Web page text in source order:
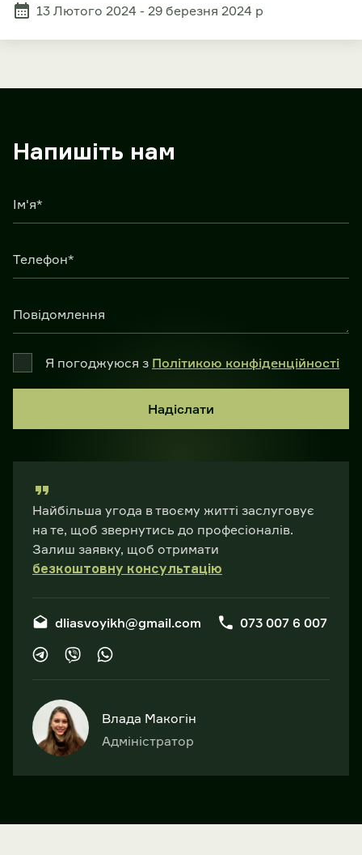
13 Лютого 2024 - 29 березня 2024 р
Напишіть нам
Ім'я*
Телефон*
Повідомлення
Я погоджуюся з Політикою конфіденційності
Надіслати
Найбільша угода в твоєму житті заслуговує
на те, щоб звернутись до професіоналів.
Залиш заявку, щоб отримати
безкоштовну консультацію
dliasvoyikh@gmail.com 073 007 6 007
Влада Макогін
Адміністратор